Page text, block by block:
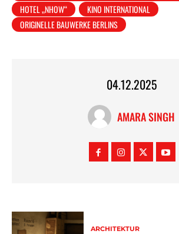
HOTEL „NHOW“
KINO INTERNATIONAL
ORIGINELLE BAUWERKE BERLINS
04.12.2025
AMARA SINGH
ARCHITEKTUR